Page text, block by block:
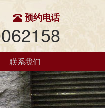
预约电话
联系我们
Next